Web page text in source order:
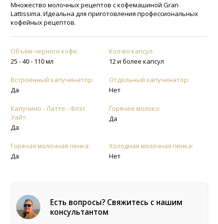
Множество молочных рецептов с кофемашиной Gran
Lattissima. Идеальна для приготовления профессиональных
кофейных рецептов.
Объём черного кофе:
25 - 40 - 110 мл
Кол-во капсул:
12 и более капсул
Встроенный капучинатор:
Да
Отдельный капучинатор:
Нет
Капучино - Латте - Флэт
Уайт:
Да
Горячее молоко:
Да
Горячая молочная пенка:
Да
Холодная молочная пенка:
Нет
Есть вопросы? Свяжитесь с нашим
консультантом